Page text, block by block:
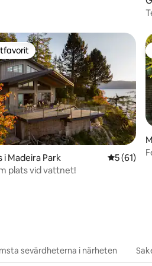
betyg, 479 omdömen
gästfavorit
i Madeira Park 5 av 5 i
5 (61)
plats vid vattnet!
sevärdheterna i närheten